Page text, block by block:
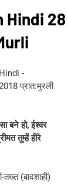
Hindi 28
-
प्रात:मुरली
बने हो, ईश्वर
तुम्हें हीरे
(बादशाही)